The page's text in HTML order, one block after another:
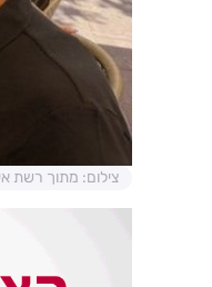
צילום: מתוך רשת